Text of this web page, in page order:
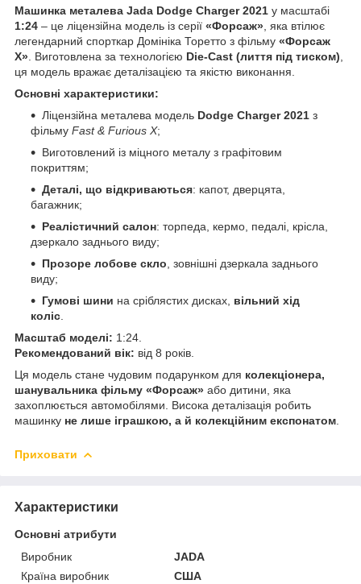
Машинка металева Jada Dodge Charger 2021 у масштабі
1:24 – це ліцензійна модель із серії «Форсаж» , яка втілює
легендарний спорткар Домініка Торетто з фільму «Форсаж
Х» . Виготовлена за технологією Die-Cast (лиття під тиском)
ця модель вражає деталізацією та якістю виконання.
Основні характеристики:
Ліцензійна металева модель Dodge Charger 2021 з
фільму Fast & Furious X;
Виготовлений із міцного металу з графітовим
покриттям;
Деталі, що відкриваються: капот, дверцята,
багажник;
Реалістичний салон: торпеда, кермо, педалі, крісла,
дзеркало заднього виду;
Прозоре лобове скло , зовнішні дзеркала заднього
виду;
Гумові шини на сріблястих дисках, вільний хід
коліс
Масштаб моделі: 1:24.
Рекомендований вік: від 8 років.
Ця модель стане чудовим подарунком для колекціонера,
шанувальника фільму «Форсаж» або дитини, яка
захоплюється автомобілями. Висока деталізація робить
машинку не лише іграшкою, а й колекційним експонатом
Приховати
Характеристики
Основні атрибути
Виробник
JADA
Країна виробник
США